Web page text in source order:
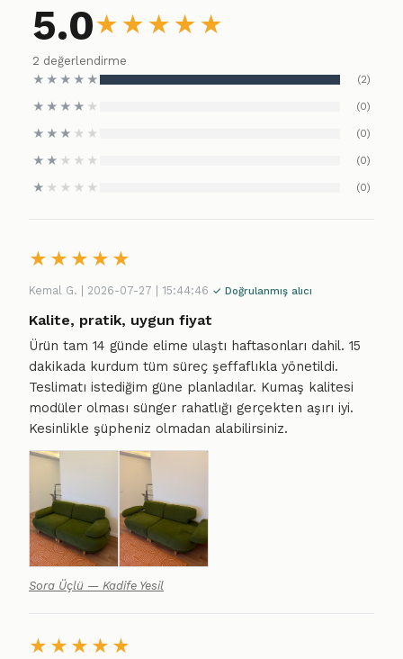
5.0★ ★ ★ ★ ★
2 değerlendirme
★ ★ ★ ★ ★ (2)
★ ★ ★ ★ ★ (0)
★ ★ ★ ★ ★ (0)
★ ★ ★ ★ ★ (0)
★ ★ ★ ★ ★ (0)
★ ★ ★ ★ ★
Kemal G. | 2026-07-27 | 15:44:46 ✓ Doğrulanmış alıcı
Kalite, pratik, uygun fiyat
Ürün tam 14 günde elime ulaştı haftasonları dahil. 15
dakikada kurdum tüm süreç şeffaflıkla yönetildi.
Teslimatı istediğim güne planladılar. Kumaş kalitesi
modüler olması sünger rahatlığı gerçekten aşırı iyi.
Kesinlikle şüpheniz olmadan alabilirsiniz.
Sora Üçlü — Kadife Yesil
★ ★ ★ ★ ★